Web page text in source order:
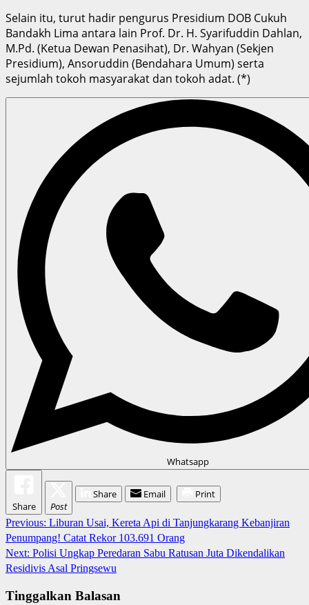
Selain itu, turut hadir pengurus Presidium DOB Cukuh
Bandakh Lima antara lain Prof. Dr. H. Syarifuddin Dahlan,
M.Pd. (Ketua Dewan Penasihat), Dr. Wahyan (Sekjen
Presidium), Ansoruddin (Bendahara Umum) serta
sejumlah tokoh masyarakat dan tokoh adat. (*)
Whatsapp
Share Post
Share Email Print
Continue
Reading
Previous: Liburan Usai, Kereta Api di Tanjungkarang Kebanjiran
Penumpang! Catat Rekor 103.691 Orang
Next: Polisi Ungkap Peredaran Sabu Ratusan Juta Dikendalikan
Residivis Asal Pringsewu
Tinggalkan Balasan